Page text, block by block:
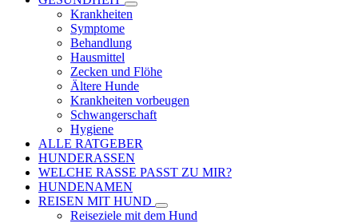
Krankheiten
Symptome
Behandlung
Hausmittel
Zecken und Flöhe
Ältere Hunde
Krankheiten vorbeugen
Schwangerschaft
Hygiene
ALLE RATGEBER
HUNDERASSEN
WELCHE RASSE PASST ZU MIR?
HUNDENAMEN
REISEN MIT HUND
Reiseziele mit dem Hund